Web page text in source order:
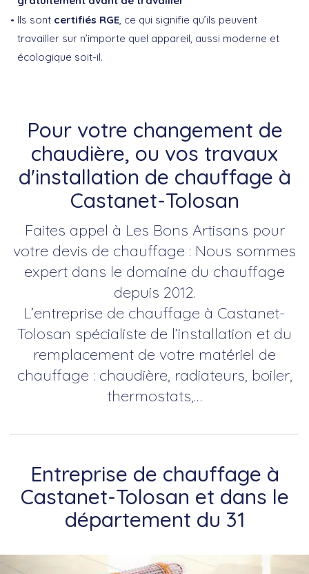
Ils sont certifiés RGE , ce qui signifie qu’ils peuvent
travailler sur n’importe quel appareil, aussi moderne et
écologique soit-il.
Pour votre changement de
chaudière, ou vos travaux
d'installation de chauffage à
Castanet-Tolosan
Faites appel à Les Bons Artisans pour
votre devis de chauffage : Nous sommes
expert dans le domaine du chauffage
depuis 2012.
L’entreprise de chauffage à Castanet-
Tolosan spécialiste de l’installation et du
remplacement de votre matériel de
chauffage : chaudière, radiateurs, boiler,
thermostats,…
Entreprise de chauffage à
Castanet-Tolosan et dans le
département du 31